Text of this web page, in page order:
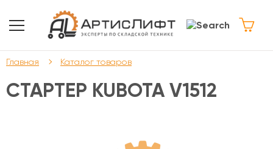
Главная Каталог товаров
CТАРТЕР KUBOTA V1512